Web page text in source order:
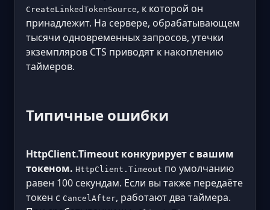
CreateLinkedTokenSource, к которой он
принадлежит. На сервере, обрабатывающем
тысячи одновременных запросов, утечки
экземпляров CTS приводят к накоплению
таймеров.
Типичные ошибки
HttpClient.Timeout конкурирует с вашим
токеном. HttpClient.Timeout по умолчанию
равен 100 секундам. Если вы также передаёте
токен с CancelAfter, работают два таймера.